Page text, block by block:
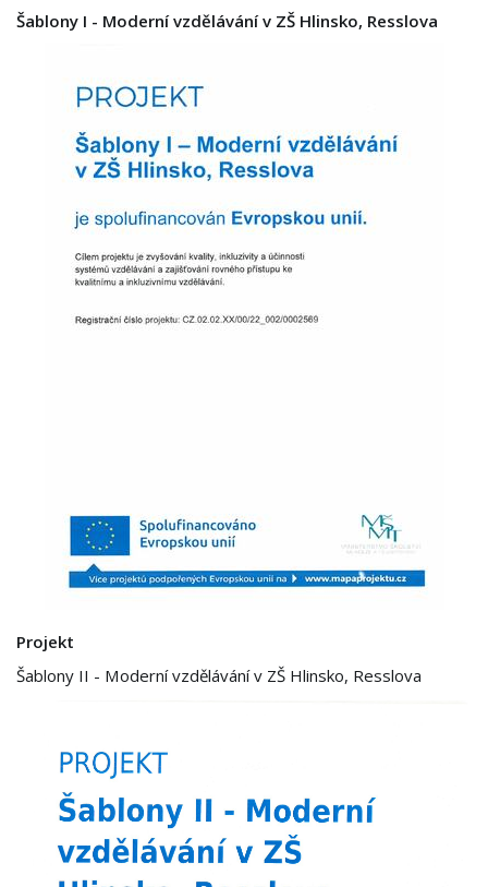
Šablony I - Moderní vzdělávání v ZŠ Hlinsko, Resslova
Projekt
Šablony II - Moderní vzdělávání v ZŠ Hlinsko, Resslova